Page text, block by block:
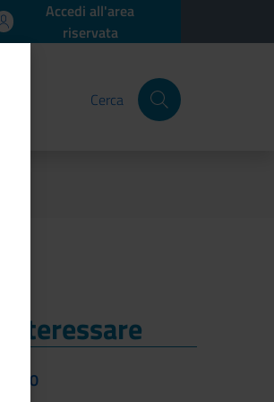
Accedi all'area
riservata
Cerca
Interessare
2020